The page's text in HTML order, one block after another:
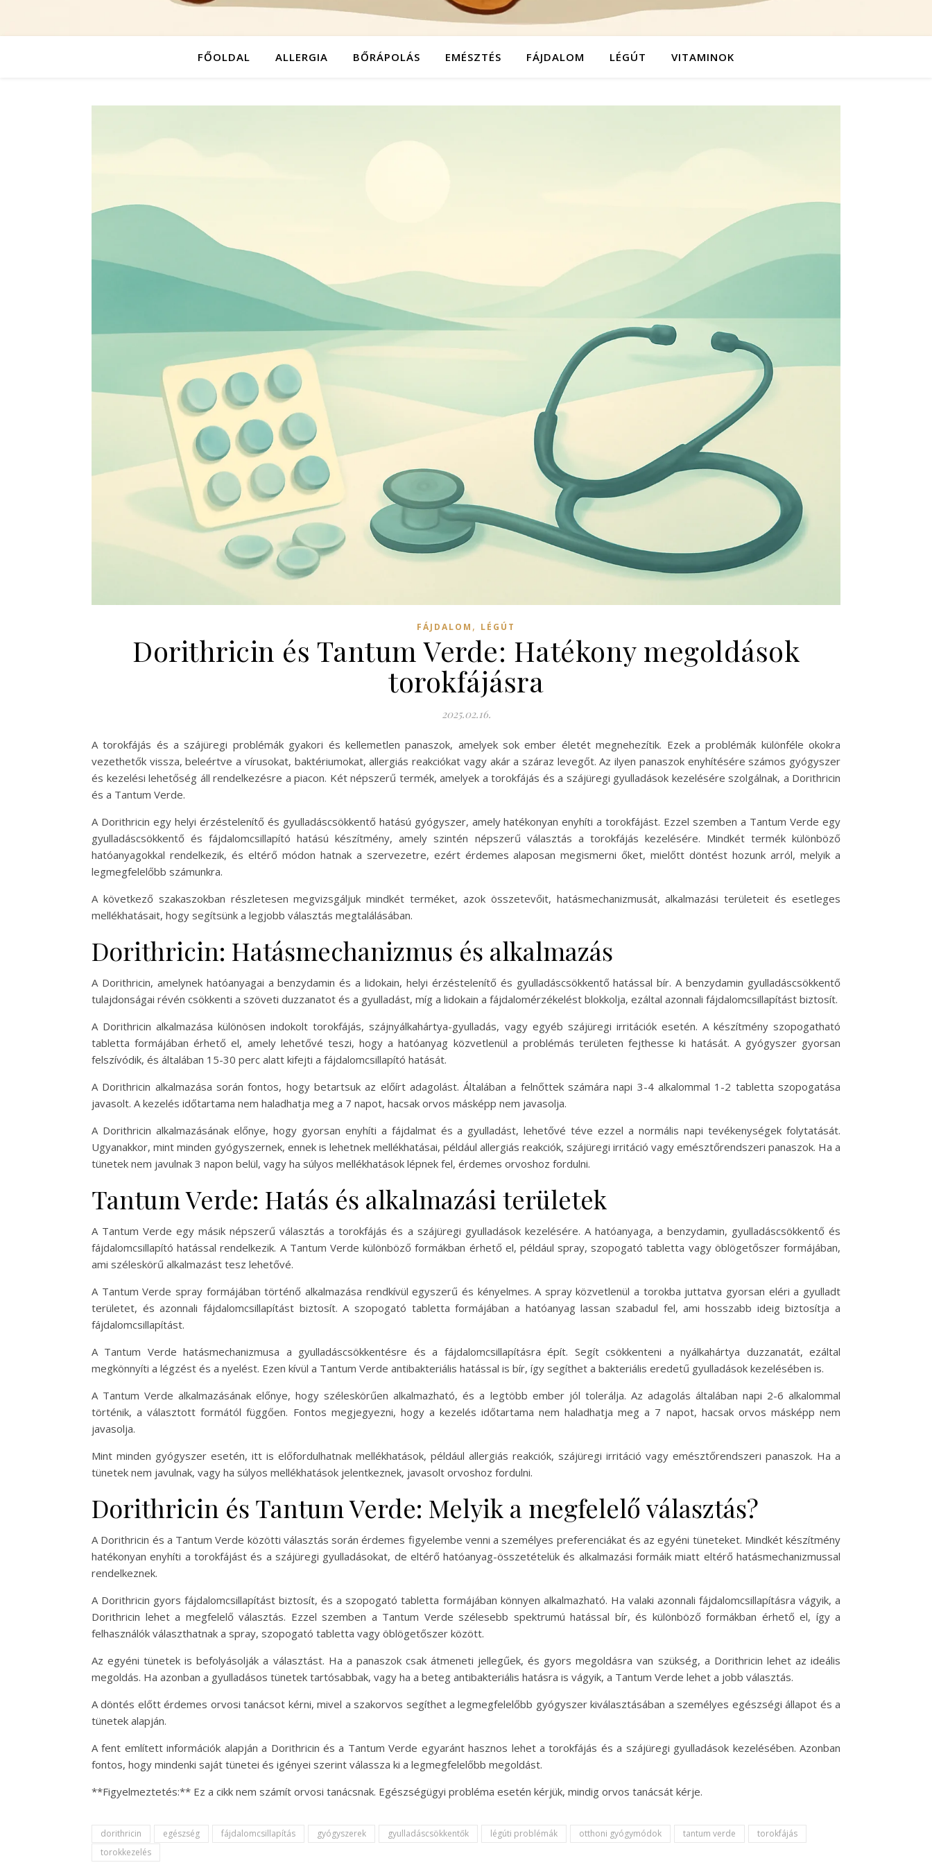
FŐOLDAL ALLERGIA BŐRÁPOLÁS EMÉSZTÉS FÁJDALOM LÉGÚT VITAMINOK
FÁJDALOM , LÉGÚT
Dorithricin és Tantum Verde: Hatékony megoldások
torokfájásra
2025.02.16.
A torokfájás és a szájüregi problémák gyakori és kellemetlen panaszok, amelyek sok ember életét megnehezítik. Ezek a problémák különféle okokra
vezethetők vissza, beleértve a vírusokat, baktériumokat, allergiás reakciókat vagy akár a száraz levegőt. Az ilyen panaszok enyhítésére számos gyógyszer
és kezelési lehetőség áll rendelkezésre a piacon. Két népszerű termék, amelyek a torokfájás és a szájüregi gyulladások kezelésére szolgálnak, a Dorithricin
és a Tantum Verde.
A Dorithricin egy helyi érzéstelenítő és gyulladáscsökkentő hatású gyógyszer, amely hatékonyan enyhíti a torokfájást. Ezzel szemben a Tantum Verde egy
gyulladáscsökkentő és fájdalomcsillapító hatású készítmény, amely szintén népszerű választás a torokfájás kezelésére. Mindkét termék különböző
hatóanyagokkal rendelkezik, és eltérő módon hatnak a szervezetre, ezért érdemes alaposan megismerni őket, mielőtt döntést hozunk arról, melyik a
legmegfelelőbb számunkra.
A következő szakaszokban részletesen megvizsgáljuk mindkét terméket, azok összetevőit, hatásmechanizmusát, alkalmazási területeit és esetleges
mellékhatásait, hogy segítsünk a legjobb választás megtalálásában.
Dorithricin: Hatásmechanizmus és alkalmazás
A Dorithricin, amelynek hatóanyagai a benzydamin és a lidokain, helyi érzéstelenítő és gyulladáscsökkentő hatással bír. A benzydamin gyulladáscsökkentő
tulajdonságai révén csökkenti a szöveti duzzanatot és a gyulladást, míg a lidokain a fájdalomérzékelést blokkolja, ezáltal azonnali fájdalomcsillapítást biztosít.
A Dorithricin alkalmazása különösen indokolt torokfájás, szájnyálkahártya-gyulladás, vagy egyéb szájüregi irritációk esetén. A készítmény szopogatható
tabletta formájában érhető el, amely lehetővé teszi, hogy a hatóanyag közvetlenül a problémás területen fejthesse ki hatását. A gyógyszer gyorsan
felszívódik, és általában 15-30 perc alatt kifejti a fájdalomcsillapító hatását.
A Dorithricin alkalmazása során fontos, hogy betartsuk az előírt adagolást. Általában a felnőttek számára napi 3-4 alkalommal 1-2 tabletta szopogatása
javasolt. A kezelés időtartama nem haladhatja meg a 7 napot, hacsak orvos másképp nem javasolja.
A Dorithricin alkalmazásának előnye, hogy gyorsan enyhíti a fájdalmat és a gyulladást, lehetővé téve ezzel a normális napi tevékenységek folytatását.
Ugyanakkor, mint minden gyógyszernek, ennek is lehetnek mellékhatásai, például allergiás reakciók, szájüregi irritáció vagy emésztőrendszeri panaszok. Ha a
tünetek nem javulnak 3 napon belül, vagy ha súlyos mellékhatások lépnek fel, érdemes orvoshoz fordulni.
Tantum Verde: Hatás és alkalmazási területek
A Tantum Verde egy másik népszerű választás a torokfájás és a szájüregi gyulladások kezelésére. A hatóanyaga, a benzydamin, gyulladáscsökkentő és
fájdalomcsillapító hatással rendelkezik. A Tantum Verde különböző formákban érhető el, például spray, szopogató tabletta vagy öblögetőszer formájában,
ami széleskörű alkalmazást tesz lehetővé.
A Tantum Verde spray formájában történő alkalmazása rendkívül egyszerű és kényelmes. A spray közvetlenül a torokba juttatva gyorsan eléri a gyulladt
területet, és azonnali fájdalomcsillapítást biztosít. A szopogató tabletta formájában a hatóanyag lassan szabadul fel, ami hosszabb ideig biztosítja a
fájdalomcsillapítást.
A Tantum Verde hatásmechanizmusa a gyulladáscsökkentésre és a fájdalomcsillapításra épít. Segít csökkenteni a nyálkahártya duzzanatát, ezáltal
megkönnyíti a légzést és a nyelést. Ezen kívül a Tantum Verde antibakteriális hatással is bír, így segíthet a bakteriális eredetű gyulladások kezelésében is.
A Tantum Verde alkalmazásának előnye, hogy széleskörűen alkalmazható, és a legtöbb ember jól tolerálja. Az adagolás általában napi 2-6 alkalommal
történik, a választott formától függően. Fontos megjegyezni, hogy a kezelés időtartama nem haladhatja meg a 7 napot, hacsak orvos másképp nem
javasolja.
Mint minden gyógyszer esetén, itt is előfordulhatnak mellékhatások, például allergiás reakciók, szájüregi irritáció vagy emésztőrendszeri panaszok. Ha a
tünetek nem javulnak, vagy ha súlyos mellékhatások jelentkeznek, javasolt orvoshoz fordulni.
Dorithricin és Tantum Verde: Melyik a megfelelő választás?
A Dorithricin és a Tantum Verde közötti választás során érdemes figyelembe venni a személyes preferenciákat és az egyéni tüneteket. Mindkét készítmény
hatékonyan enyhíti a torokfájást és a szájüregi gyulladásokat, de eltérő hatóanyag-összetételük és alkalmazási formáik miatt eltérő hatásmechanizmussal
rendelkeznek.
A Dorithricin gyors fájdalomcsillapítást biztosít, és a szopogató tabletta formájában könnyen alkalmazható. Ha valaki azonnali fájdalomcsillapításra vágyik, a
Dorithricin lehet a megfelelő választás. Ezzel szemben a Tantum Verde szélesebb spektrumú hatással bír, és különböző formákban érhető el, így a
felhasználók választhatnak a spray, szopogató tabletta vagy öblögetőszer között.
Az egyéni tünetek is befolyásolják a választást. Ha a panaszok csak átmeneti jellegűek, és gyors megoldásra van szükség, a Dorithricin lehet az ideális
megoldás. Ha azonban a gyulladásos tünetek tartósabbak, vagy ha a beteg antibakteriális hatásra is vágyik, a Tantum Verde lehet a jobb választás.
A döntés előtt érdemes orvosi tanácsot kérni, mivel a szakorvos segíthet a legmegfelelőbb gyógyszer kiválasztásában a személyes egészségi állapot és a
tünetek alapján.
A fent említett információk alapján a Dorithricin és a Tantum Verde egyaránt hasznos lehet a torokfájás és a szájüregi gyulladások kezelésében. Azonban
fontos, hogy mindenki saját tünetei és igényei szerint válassza ki a legmegfelelőbb megoldást.
**Figyelmeztetés:** Ez a cikk nem számít orvosi tanácsnak. Egészségügyi probléma esetén kérjük, mindig orvos tanácsát kérje.
dorithricin egészség fájdalomcsillapítás gyógyszerek gyulladáscsökkentők légúti problémák otthoni gyógymódok tantum verde
torokfájás
torokkezelés